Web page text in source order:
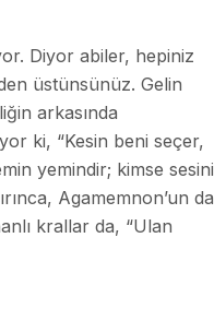
Diyor abiler, hepiniz
üstünsünüz. Gelin
arkasında
ki, “Kesin beni seçer,
yemindir; kimse sesini
Agamemnon’un da
krallar da, “Ulan